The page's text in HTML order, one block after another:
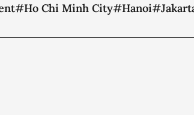
#Ho Chi Minh City#Hanoi